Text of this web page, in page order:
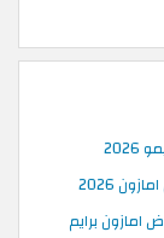
2026
برايم